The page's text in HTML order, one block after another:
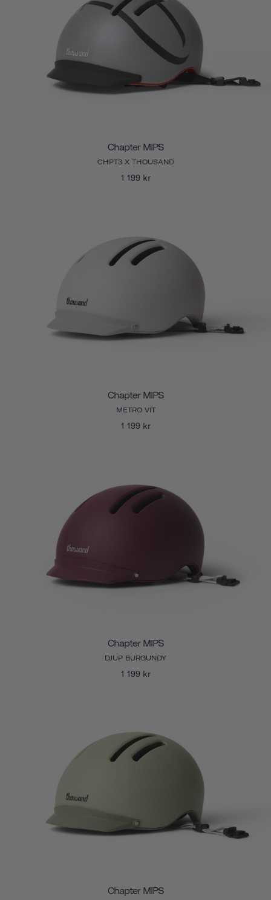
Chapter MIPS
CHPT3 X THOUSAND
1 199 kr
Chapter MIPS
METRO VIT
1 199 kr
Chapter MIPS
DJUP BURGUNDY
1 199 kr
Chapter MIPS